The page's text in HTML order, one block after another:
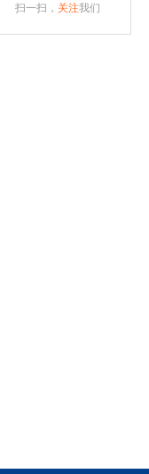
扫一扫， 关注我们